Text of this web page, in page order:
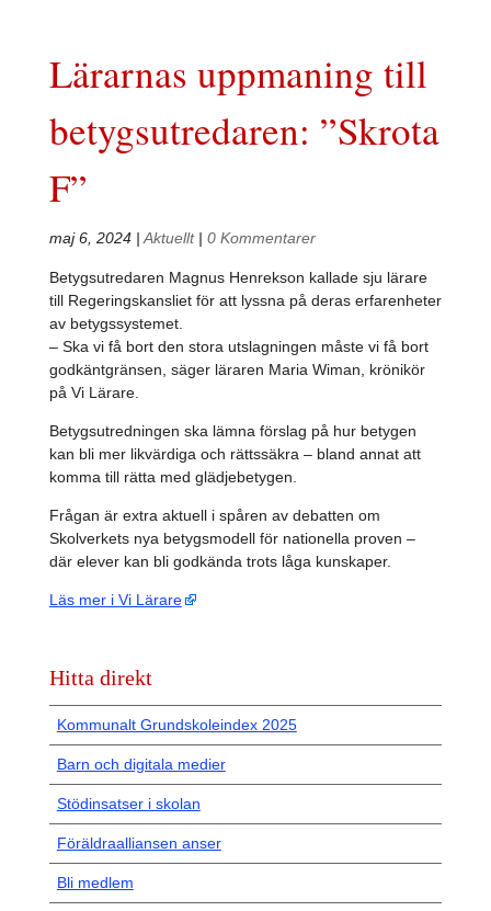
Lärarnas uppmaning till
betygsutredaren: ”Skrota
F”
maj 6, 2024| Aktuellt| 0 Kommentarer
Betygsutredaren Magnus Henrekson kallade sju lärare
till Regeringskansliet för att lyssna på deras erfarenheter
av betygssystemet.
– Ska vi få bort den stora utslagningen måste vi få bort
godkäntgränsen, säger läraren Maria Wiman, krönikör
på Vi Lärare.
Betygsutredningen ska lämna förslag på hur betygen
kan bli mer likvärdiga och rättssäkra – bland annat att
komma till rätta med glädjebetygen.
Frågan är extra aktuell i spåren av debatten om
Skolverkets nya betygsmodell för nationella proven –
där elever kan bli godkända trots låga kunskaper.
Läs mer i Vi Lärare
Hitta direkt
Kommunalt Grundskoleindex 2025
Barn och digitala medier
Stödinsatser i skolan
Föräldraalliansen anser
Bli medlem